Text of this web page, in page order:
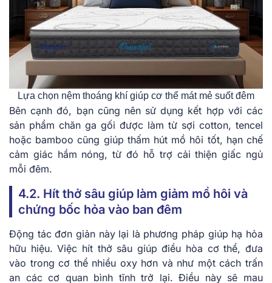
Lựa chọn nệm thoáng khí giúp cơ thể mát mẻ suốt đêm
Bên cạnh đó, bạn cũng nên sử dụng kết hợp với các
sản phẩm chăn ga gối được làm từ sợi cotton, tencel
hoặc bamboo cũng giúp thấm hút mồ hôi tốt, hạn chế
cảm giác hầm nóng, từ đó hỗ trợ cải thiện giấc ngủ
mỗi đêm.
4.2. Hít thở sâu giúp làm giảm mồ hôi và
chứng bốc hỏa vào ban đêm
Động tác đơn giản này lại là phương pháp giúp hạ hỏa
hữu hiệu. Việc hít thở sâu giúp điều hòa cơ thể, đưa
vào trong cơ thể nhiều oxy hơn và như một cách trấn
an các cơ quan bình tĩnh trở lại. Điều này sẽ mau